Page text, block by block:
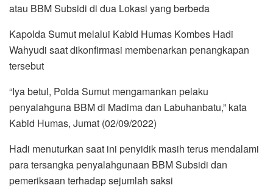
atau BBM Subsidi di dua Lokasi yang berbeda
Kapolda Sumut melalui Kabid Humas Kombes Hadi
Wahyudi saat dikonfirmasi membenarkan penangkapan
tersebut
“Iya betul, Polda Sumut mengamankan pelaku
penyalahguna BBM di Madima dan Labuhanbatu,” kata
Kabid Humas, Jumat (02/09/2022)
Hadi menuturkan saat ini penyidik masih terus mendalami
para tersangka penyalahgunaan BBM Subsidi dan
pemeriksaan terhadap sejumlah saksi